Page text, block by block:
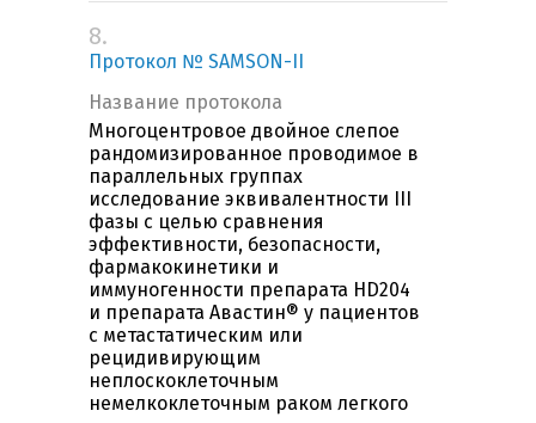
8.
Протокол № SAMSON-II
Название протокола
Многоцентровое двойное слепое
рандомизированное проводимое в
параллельных группах
исследование эквивалентности III
фазы с целью сравнения
эффективности, безопасности,
фармакокинетики и
иммуногенности препарата HD204
и препарата Авастин® у пациентов
с метастатическим или
рецидивирующим
неплоскоклеточным
немелкоклеточным раком легкого